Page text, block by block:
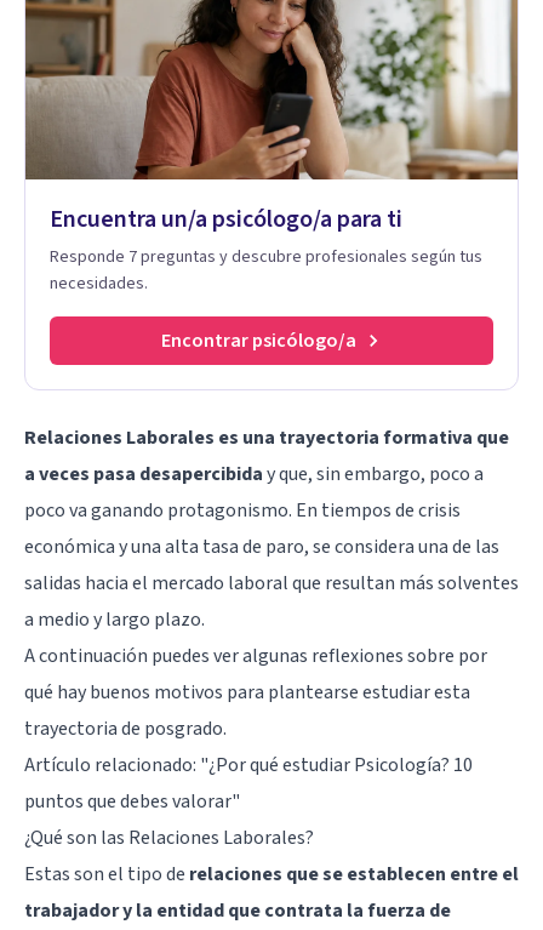
Encuentra un/a psicólogo/a para ti
Responde 7 preguntas y descubre profesionales según tus
necesidades.
Encontrar psicólogo/a
Relaciones Laborales es una trayectoria formativa que
a veces pasa desapercibiday que, sin embargo, poco a
poco va ganando protagonismo. En tiempos de crisis
económica y una alta tasa de paro, se considera una de las
salidas hacia el mercado laboral que resultan más solventes
a medio y largo plazo.
A continuación puedes ver algunas reflexiones sobre por
qué hay buenos motivos para plantearse estudiar esta
trayectoria de posgrado.
Artículo relacionado: "¿Por qué estudiar Psicología? 10
puntos que debes valorar"
¿Qué son las Relaciones Laborales?
Estas son el tipo de relaciones que se establecen entre el
trabajador y la entidad que contrata la fuerza de